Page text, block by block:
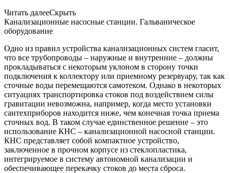
Читать далееСкрыть
Канализационные насосные станции. Гальваническое
оборудование
Одно из правил устройства канализационных систем гласит,
что все трубопроводы – наружные и внутренние – должны
прокладываться с некоторым уклоном в сторону точки
подключения к коллектору или приемному резервуару, так как
сточные воды перемещаются самотеком. Однако в некоторых
ситуациях транспортировка стоков под воздействием силы
гравитации невозможна, например, когда место установки
сантехприборов находится ниже, чем конечная точка приема
сточных вод. В таком случае единственное решение – это
использование КНС – канализационной насосной станции.
КНС представляет собой компактное устройство,
заключенное в прочном корпусе из стеклопластика,
интегрируемое в систему автономной канализации и
обеспечивающее перекачку стоков до места сброса.